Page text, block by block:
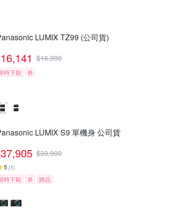
LUMIX TZ99 (公司貨)
16,141 $16,990
時下殺 券
LUMIX S9 單機身 公司貨
37,905 $39,900
5 (1)
時下殺 券 贈品